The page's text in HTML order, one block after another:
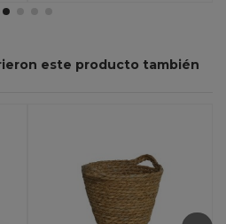
este producto también